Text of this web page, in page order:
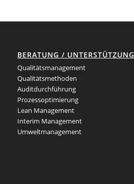
BERATUNG / UNTERSTÜTZUNG
Qualitätsmanagement
Qualitätsmethoden
Auditdurchführung
Prozessoptimierung
Lean Management
Interim Management
Umweltmanagement